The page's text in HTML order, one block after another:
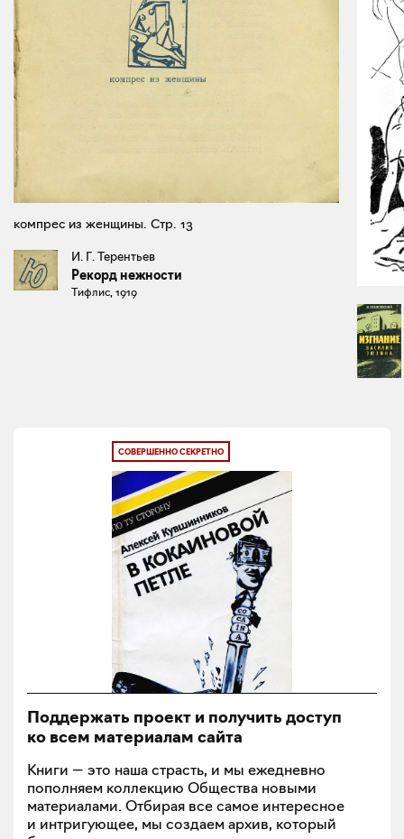
компрес из женщины. Стр. 13
И. Г. Терентьев
Рекорд нежности
Тифлис, 1919
СОВЕРШЕННО СЕКРЕТНО
Поддержать проект и получить доступ
ко всем материалам сайта
Книги — это наша страсть, и мы ежедневно
пополняем коллекцию Общества новыми
материалами. Отбирая все самое интересное
и интригующее, мы создаем архив, который